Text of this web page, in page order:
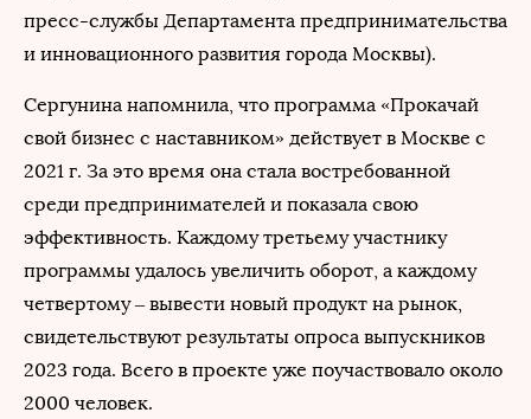
пресс-службы Департамента предпринимательства
и инновационного развития города Москвы).
Сергунина напомнила, что программа «Прокачай
свой бизнес с наставником» действует в Москве с
2021 г. За это время она стала востребованной
среди предпринимателей и показала свою
эффективность. Каждому третьему участнику
программы удалось увеличить оборот, а каждому
четвертому – вывести новый продукт на рынок,
свидетельствуют результаты опроса выпускников
2023 года. Всего в проекте уже поучаствовало около
2000 человек.